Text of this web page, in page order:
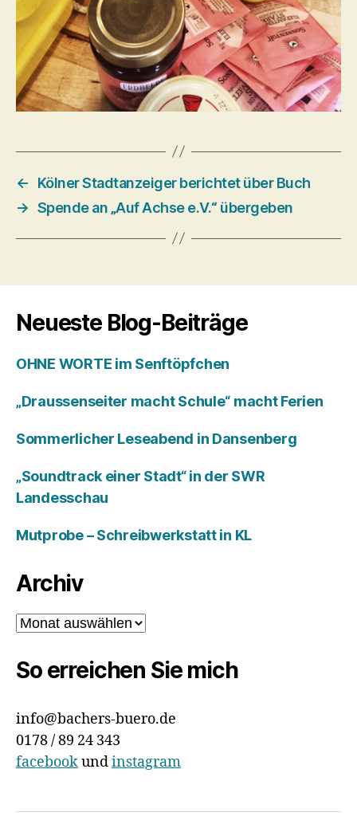
←
Kölner Stadtanzeiger berichtet über Buch
→ Spende an „Auf Achse e.V.“ übergeben
Neueste Blog-Beiträge
OHNE WORTE im Senftöpfchen
„Draussenseiter macht Schule“ macht Ferien
Sommerlicher Leseabend in Dansenberg
„Soundtrack einer Stadt“ in der SWR
Landesschau
Mutprobe – Schreibwerkstatt in KL
Archiv
Archiv
So erreichen Sie mich
info@bachers-buero.de
0178 / 89 24 343
facebookundinstagram